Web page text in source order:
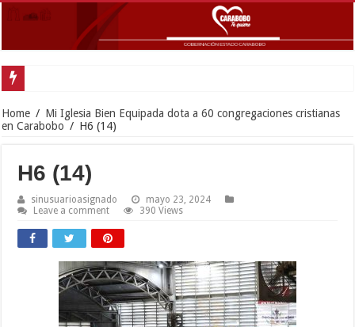
Home / Mi Iglesia Bien Equipada dota a 60 congregaciones cristianas
en Carabobo / H6 (14)
H6 (14)
sinusuarioasignado
mayo 23, 2024
Leave a comment
390 Views